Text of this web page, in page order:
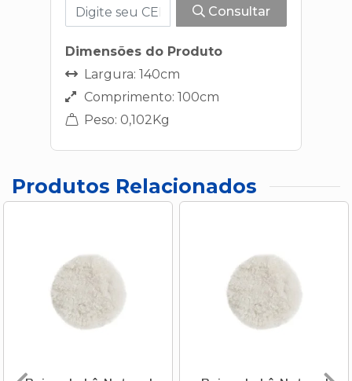
Consultar
Dimensões do Produto
Largura: 140cm
Comprimento: 100cm
Peso: 0,102Kg
Produtos Relacionados